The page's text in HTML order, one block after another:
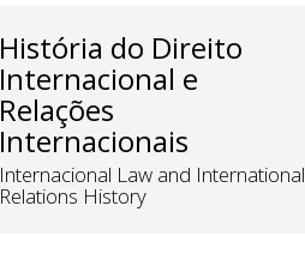
História do Direito
Internacional e
Relações
Internacionais
Internacional Law and International
Relations History